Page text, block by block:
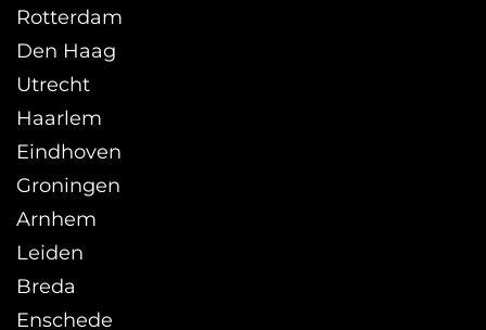
Rotterdam
Den Haag
Utrecht
Haarlem
Eindhoven
Groningen
Arnhem
Leiden
Breda
Enschede